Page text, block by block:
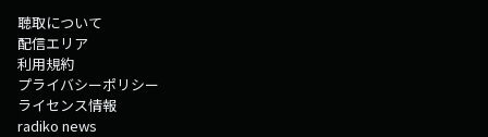
聴取について
配信エリア
利用規約
プライバシーポリシー
ライセンス情報
radiko news